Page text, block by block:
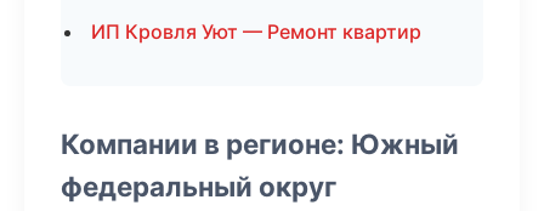
ИП Кровля Уют — Ремонт квартир
Компании в регионе: Южный
федеральный округ